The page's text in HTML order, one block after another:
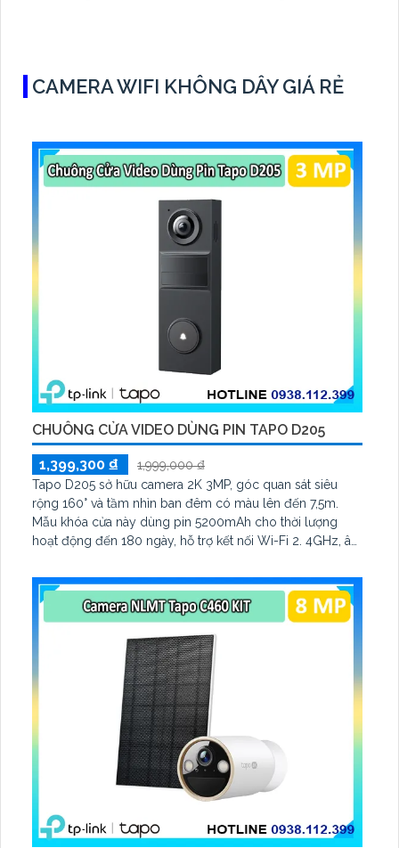
CAMERA WIFI KHÔNG DÂY GIÁ RẺ
CHUÔNG CỬA VIDEO DÙNG PIN TAPO D205
1,399,300 ₫
1,999,000 ₫
Tapo D205 sở hữu camera 2K 3MP, góc quan sát siêu
rộng 160° và tầm nhìn ban đêm có màu lên đến 7,5m.
Mẫu khóa cửa này dùng pin 5200mAh cho thời lượng
hoạt động đến 180 ngày, hỗ trợ kết nối Wi-Fi 2. 4GHz, âm